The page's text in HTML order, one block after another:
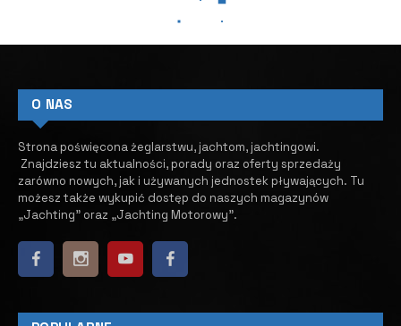
weneckie Arsenale
8 LIPCA, 2022